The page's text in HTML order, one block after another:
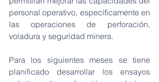
personal operativo, específicamente en
las operaciones de perforación,
voladura y seguridad minera.
Para los siguientes meses se tiene
planificado desarrollar los ensayos